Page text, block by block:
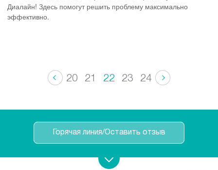
Диалайн! Здесь помогут решить проблему максимально
эффективно.
20 21 22 23 24
Горячая линия/Оставить отзыв
Записаться на прием